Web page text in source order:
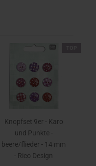
Knopfset 9er - Karo
und Punkte -
beere/flieder - 14 mm
- Rico Design